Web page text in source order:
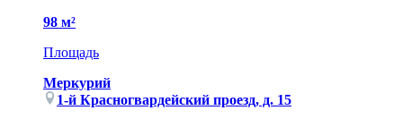
98 м²
Площадь
Меркурий
1-й Красногвардейский проезд, д. 15